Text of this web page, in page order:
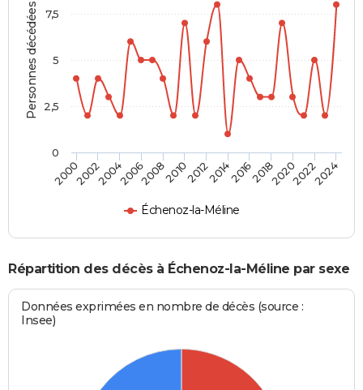
Personnes décédées
Échenoz-la-Méline
2000200220042006200820102012201420162018202020222024
0
2,5
5
7,5
Répartition des décès à Échenoz-la-Méline par sexe
Données exprimées en nombre de décès (source :
Insee)